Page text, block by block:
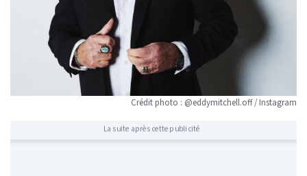
Crédit photo : @eddymitchell.off / Instagram
La suite après cette publicité